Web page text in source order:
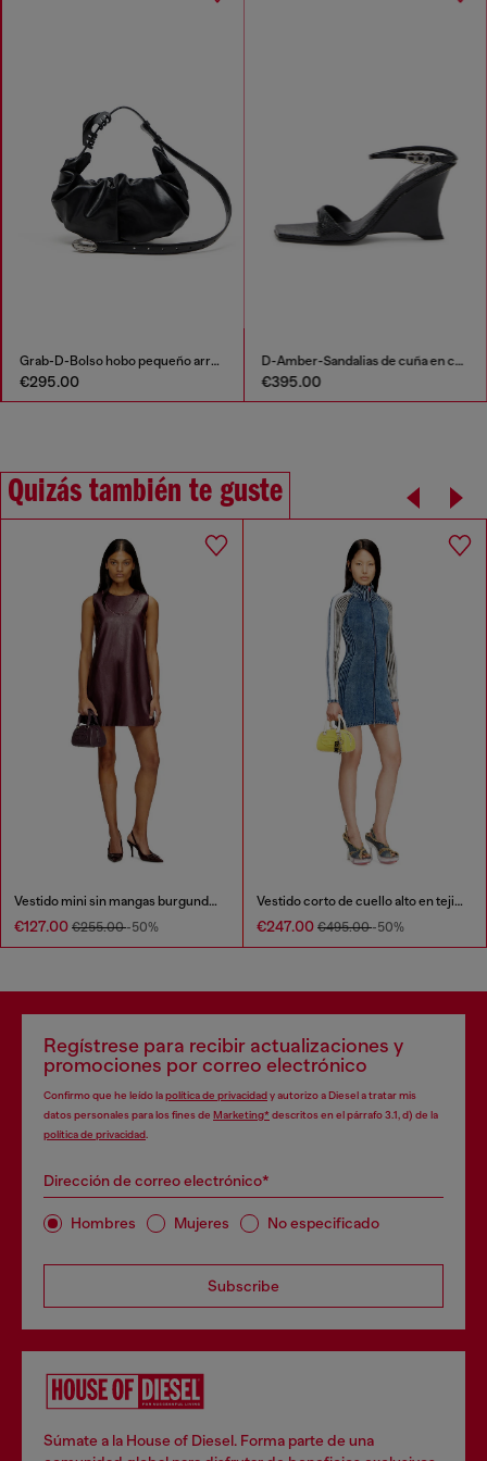
Grab-D-Bolso hobo pequeño arrugado
€295.00
D-Amber-Sandalias de cuña en cuero efecto lagarto
€395.00
Quizás también te guste
Vestido mini sin mangas burgundy en tejido recubierto
€127.00 €255.00-50%
Vestido corto de cuello alto en tejido índigo
€247.00 €495.00-50%
Regístrese para recibir actualizaciones y
promociones por correo electrónico
Confirmo que he leído lapolítica de privacidady autorizo a Diesel a tratar mis
datos personales para los fines de Marketing*descritos en el párrafo 3.1, d) de la
política de privacidad
Dirección de correo electrónico*
Hombres Mujeres No especificado
Subscribe
Súmate a la House of Diesel. Forma parte de una